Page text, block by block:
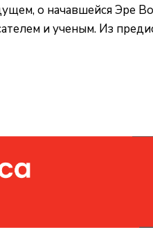
о начавшейся Эре
и ученым. Из